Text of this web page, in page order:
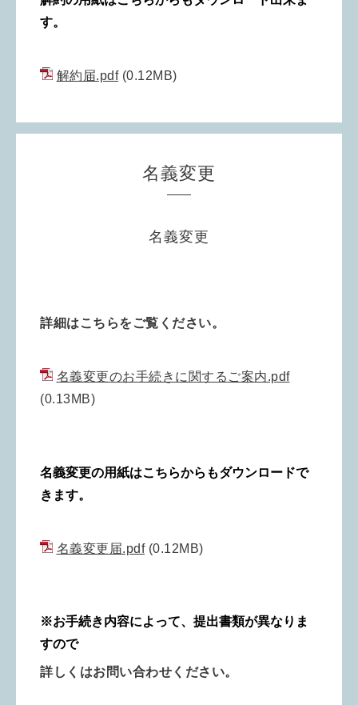
す。
解約届.pdf(0.12MB)
名義変更
名義変更
詳細はこちらをご覧ください。
名義変更のお手続きに関するご案内.pdf
(0.13MB)
名義変更の用紙はこちらからもダウンロードで
きます。
名義変更届.pdf(0.12MB)
※お手続き内容によって、提出書類が異なりま
すので
詳しくはお問い合わせください。